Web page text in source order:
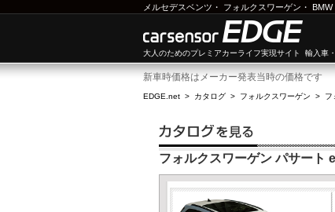
メルセデスベンツ ・ フォルクスワーゲン ・ BMW
大人のためのプレミアカーライフ実現サイト 輸入車
新車時価格はメーカー発表当時の価格です
EDGE.net > カタログ > フォルクスワーゲン > フ
フォルクスワーゲン パサート